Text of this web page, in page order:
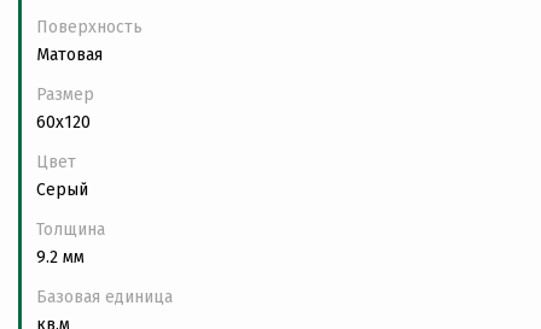
Поверхность
Матовая
Размер
60x120
Цвет
Серый
Толщина
9.2 мм
Базовая единица
кв.м